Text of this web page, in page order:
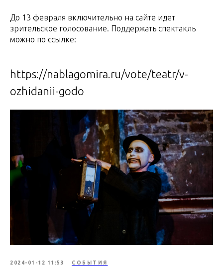
До 13 февраля включительно на сайте идет
зрительское голосование. Поддержать спектакль
можно по ссылке:
https://nablagomira.ru/vote/teatr/v-
ozhidanii-godo
2024-01-12 11:53 СОБЫТИЯ